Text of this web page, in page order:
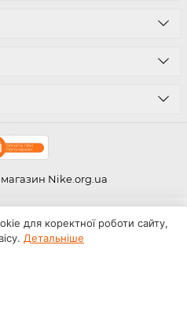
магазин Nike.org.ua
для коректної роботи сайту,
Детальніше